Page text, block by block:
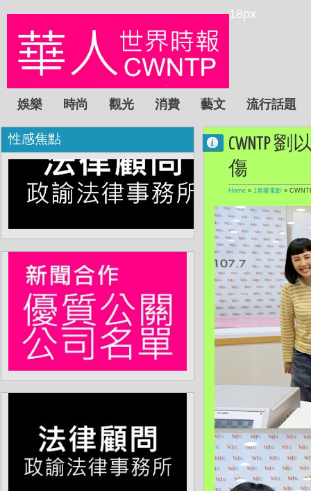
18px
娛樂 時尚 觀光 消費 藝文 流行話題
CWNTP
傷
Home » 1音樂電影 »
性感焦點